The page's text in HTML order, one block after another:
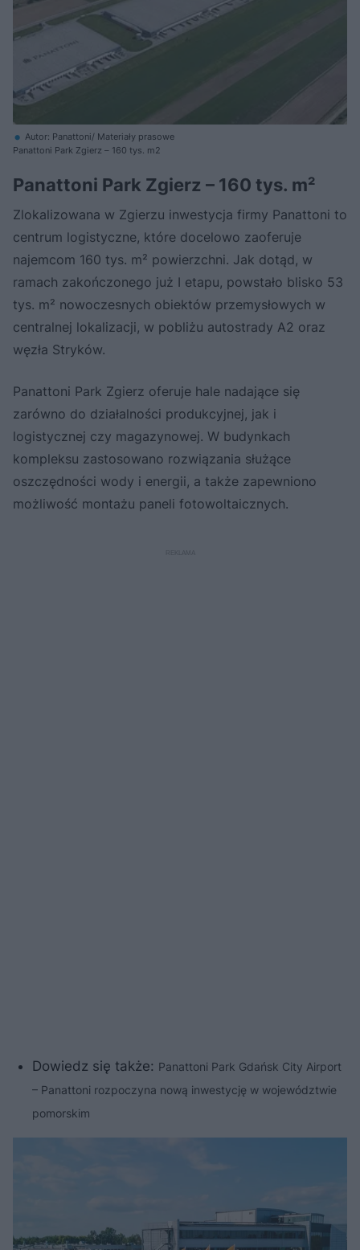
Autor: Panattoni/ Materiały prasowe
Panattoni Park Zgierz – 160 tys. m2
Panattoni Park Zgierz – 160 tys. m²
Zlokalizowana w Zgierzu inwestycja firmy Panattoni to
centrum logistyczne, które docelowo zaoferuje
najemcom 160 tys. m² powierzchni. Jak dotąd, w
ramach zakończonego już I etapu, powstało blisko 53
tys. m² nowoczesnych obiektów przemysłowych w
centralnej lokalizacji, w pobliżu autostrady A2 oraz
węzła Stryków.
Panattoni Park Zgierz oferuje hale nadające się
zarówno do działalności produkcyjnej, jak i
logistycznej czy magazynowej. W budynkach
kompleksu zastosowano rozwiązania służące
oszczędności wody i energii, a także zapewniono
możliwość montażu paneli fotowoltaicznych.
Dowiedz się także: Panattoni Park Gdańsk City Airport
– Panattoni rozpoczyna nową inwestycję w województwie
pomorskim